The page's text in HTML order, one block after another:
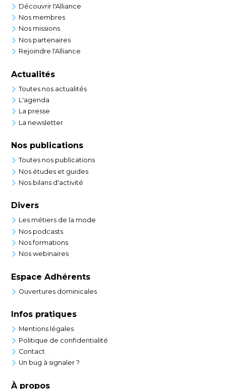
Découvrir l'Alliance
Nos membres
Nos missions
Nos partenaires
Rejoindre l'Alliance
Actualités
Toutes nos actualités
L'agenda
La presse
La newsletter
Nos publications
Toutes nos publications
Nos études et guides
Nos bilans d'activité
Divers
Les métiers de la mode
Nos podcasts
Nos formations
Nos webinaires
Espace Adhérents
Ouvertures dominicales
Infos pratiques
Mentions légales
Politique de confidentialité
Contact
Un bug à signaler ?
À propos